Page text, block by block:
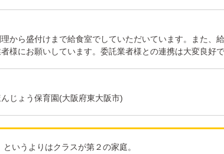
理から盛付けまで給食室でしていただいています。また、
様にお願いしています。委託業者様との連携は大変良好で
じょう保育園(大阪府東大阪市)
いうよりはクラスが第２の家庭。